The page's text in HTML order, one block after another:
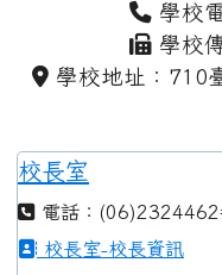
學校
學校
學校地址：710
校長室
電話：
校長室-校長資訊